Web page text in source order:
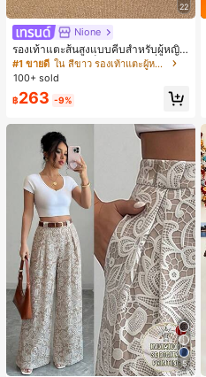
22
Nione
รองเท้าแตะส้นสูงแบบคีบสำหรับผู้หญิง
สไตล์คลาสสิก สีบล็อก สไตล์แฟรี่ฤดูร้อ
น ส้นเข็ม รองเท้าแตะแบบคีบ รองเท้าแ
ตะชายหาดแฟชั่นสายไขว้ รองเท้าผู้ห
ญิง สำหรับออฟฟิศ บ้าน กลางแจ้ง ดีไซ
น์หัวเหลี่ยม ชิคและหรูหรา สำหรับเดทไ
นท์
#1 ขายดี
ใน สีขาว รองเท้าแตะผู้หญิง
100+ sold
฿263 -9%
5